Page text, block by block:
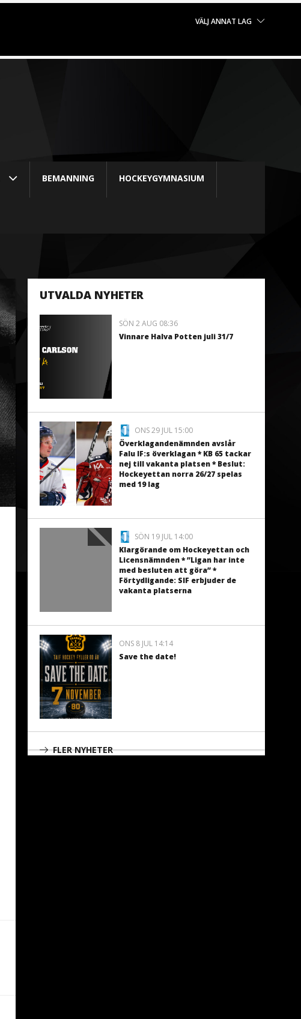
VÄLJ ANNAT LAG
BEMANNING HOCKEYGYMNASIUM
UTVALDA NYHETER
SÖN 2 AUG 08:36
Vinnare Halva Potten juli 31/7
ONS 29 JUL 15:00
Överklagandenämnden avslår
Falu IF:s överklagan * KB 65 tackar
nej till vakanta platsen * Beslut:
Hockeyettan norra 26/27 spelas
med 19 lag
SÖN 19 JUL 14:00
Klargörande om Hockeyettan och
Licensnämnden * ”Ligan har inte
med besluten att göra” *
Förtydligande: SIF erbjuder de
vakanta platserna
ONS 8 JUL 14:14
Save the date!
FLER NYHETER